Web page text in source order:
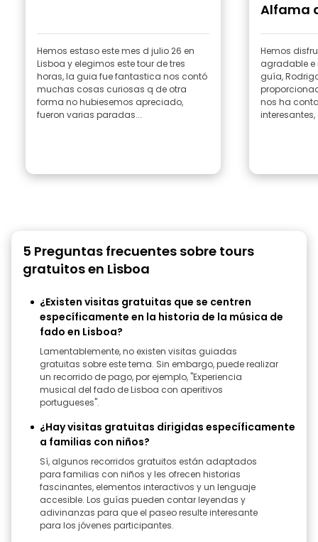
Hemos estaso este mes d julio 26 en
Lisboa y elegimos este tour de tres
horas, la guia fue fantastica nos contó
muchas cosas curiosas q de otra
forma no hubiesemos apreciado,
fueron varias paradas...
Alfama
Hemos
agradable e
guía,
nos ha
5 Preguntas frecuentes sobre tours
gratuitos en Lisboa
¿Existen visitas gratuitas que se centren
específicamente en la historia de la música de
fado en Lisboa?
Lamentablemente, no existen visitas guiadas
gratuitas sobre este tema. Sin embargo, puede realizar
un recorrido de pago, por ejemplo, "Experiencia
musical del fado de Lisboa con aperitivos
portugueses".
¿Hay visitas gratuitas dirigidas específicamente
a familias con niños?
Sí, algunos recorridos gratuitos están adaptados
para familias con niños y les ofrecen historias
fascinantes, elementos interactivos y un lenguaje
accesible. Los guías pueden contar leyendas y
adivinanzas para que el paseo resulte interesante
para los jóvenes participantes.